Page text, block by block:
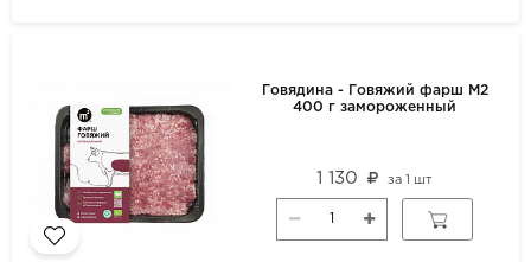
Говядина - Говяжий фарш М2
400 г замороженный
1 130 за1 шт